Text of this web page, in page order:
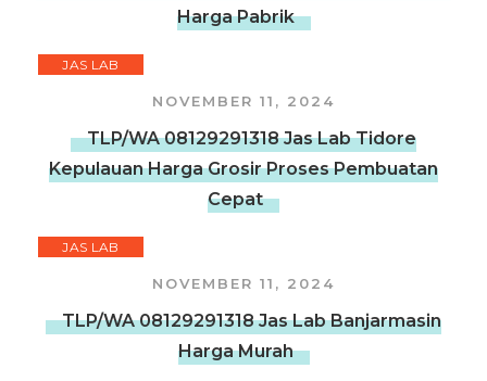
Harga Pabrik
JAS LAB
NOVEMBER 11, 2024
TLP/WA 08129291318 Jas Lab Tidore
Kepulauan Harga Grosir Proses Pembuatan
Cepat
JAS LAB
NOVEMBER 11, 2024
TLP/WA 08129291318 Jas Lab Banjarmasin
Harga Murah